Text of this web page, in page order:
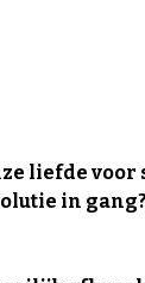
liefde voor
in gang?